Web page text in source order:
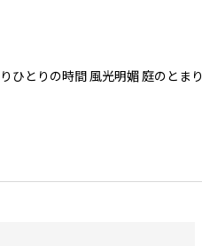
ひとりの時間 風光明媚 庭のとまり